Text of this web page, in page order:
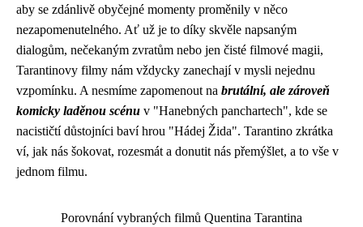
aby se zdánlivě obyčejné momenty proměnily v něco
nezapomenutelného. Ať už je to díky skvěle napsaným
dialogům, nečekaným zvratům nebo jen čisté filmové magii,
Tarantinovy filmy nám vždycky zanechají v mysli nejednu
vzpomínku. A nesmíme zapomenout na brutální, ale zároveň
komicky laděnou scénu v "Hanebných panchartech", kde se
nacističtí důstojníci baví hrou "Hádej Žida". Tarantino zkrátka
ví, jak nás šokovat, rozesmát a donutit nás přemýšlet, a to vše v
jednom filmu.
Porovnání vybraných filmů Quentina Tarantina